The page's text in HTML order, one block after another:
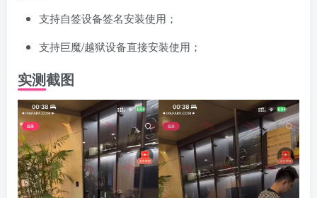
支持自签设备签名安装使用；
支持巨魔/越狱设备直接安装使用；
实测截图